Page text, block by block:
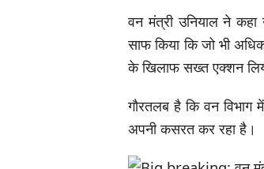
वन मंत्री उनियाल ने कहा
साफ किया कि जो भी
के खिलाफ सख्त एक्शन
गौरतलब है कि वन विभाग
अपनी कसरत कर रहा है।